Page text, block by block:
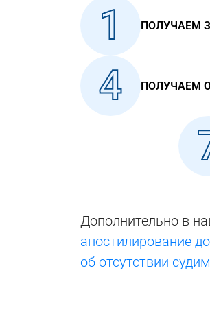
1 ПОЛУЧАЕМ
4 ПОЛУЧАЕМ
Дополнительно в
апостилирование
об отсутствии